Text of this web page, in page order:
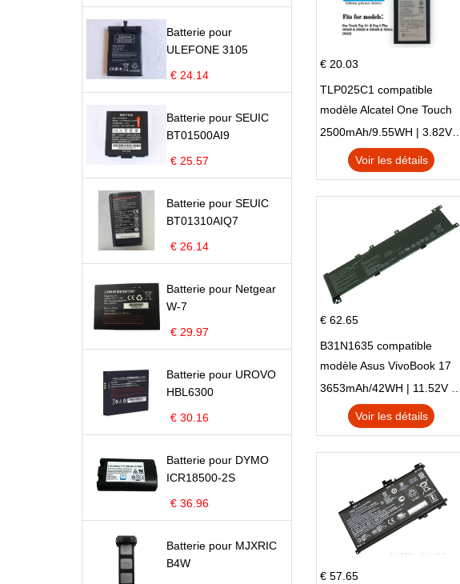
Batterie pour
ULEFONE 3105
€ 24.14
Batterie pour SEUIC
BT01500AI9
€ 25.57
Batterie pour SEUIC
BT01310AIQ7
€ 26.14
Batterie pour Netgear
W-7
€ 29.97
Batterie pour UROVO
HBL6300
€ 30.16
Batterie pour DYMO
ICR18500-2S
€ 36.96
Batterie pour MJXRIC
B4W
€ 20.03
TLP025C1 compatible
modèle Alcatel One Touch
Pop 4 Plus OT-5056D
2500mAh/9.55WH | 3.82V | Li-ion ...
Voir les détails
€ 62.65
B31N1635 compatible
modèle Asus VivoBook 17
X705NC X705UA X705UV
X705UN X705UD
Voir les détails
€ 57.65